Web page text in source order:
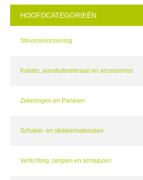
HOOFDCATEGORIEËN
Stroomvoorziening
Kabels, aansluitmateriaal en accessoires
Zekeringen en Panelen
Schakel- en stekkermaterialen
Verlichting, lampen en armaturen